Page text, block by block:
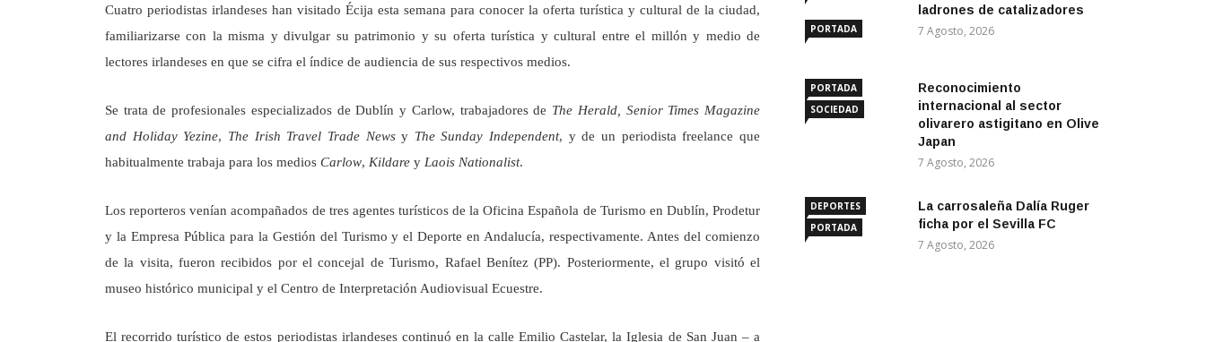
Cuatro periodistas irlandeses han visitado Écija esta semana para conocer la oferta turística y cultural de la ciudad,
familiarizarse con la misma y divulgar su patrimonio y su oferta turística y cultural entre el millón y medio de
lectores irlandeses en que se cifra el índice de audiencia de sus respectivos medios.
Se trata de profesionales especializados de Dublín y Carlow, trabajadores de The Herald, Senior Times Magazine
and Holiday Yezine, The Irish Travel Trade Newsy The Sunday Independent, y de un periodista freelance que
habitualmente trabaja para los medios Carlow, Kildare y Laois Nationalist.
Los reporteros venían acompañados de tres agentes turísticos de la Oficina Española de Turismo en Dublín, Prodetur
y la Empresa Pública para la Gestión del Turismo y el Deporte en Andalucía, respectivamente. Antes del comienzo
de la visita, fueron recibidos por el concejal de Turismo, Rafael Benítez (PP). Posteriormente, el grupo visitó el
museo histórico municipal y el Centro de Interpretación Audiovisual Ecuestre.
El recorrido turístico de estos periodistas irlandeses continuó en la calle Emilio Castelar, la Iglesia de San Juan – a
PORTADA
ladrones de catalizadores
7 Agosto, 2026
PORTADA
SOCIEDAD
Reconocimiento
internacional al sector
olivarero astigitano en Olive
Japan
7 Agosto, 2026
DEPORTES
PORTADA
La carrosaleña Dalía Ruger
ficha por el Sevilla FC
7 Agosto, 2026